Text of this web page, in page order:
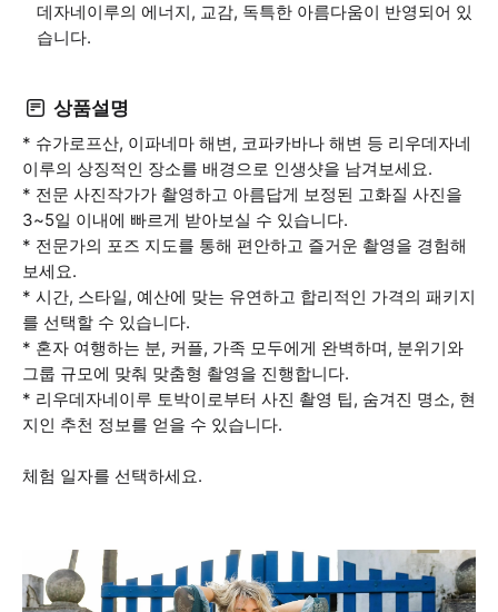
데자네이루의 에너지, 교감, 독특한 아름다움이 반영되어 있
습니다.
상품설명
* 슈가로프산, 이파네마 해변, 코파카바나 해변 등 리우데자네
이루의 상징적인 장소를 배경으로 인생샷을 남겨보세요.
* 전문 사진작가가 촬영하고 아름답게 보정된 고화질 사진을
3~5일 이내에 빠르게 받아보실 수 있습니다.
* 전문가의 포즈 지도를 통해 편안하고 즐거운 촬영을 경험해
보세요.
* 시간, 스타일, 예산에 맞는 유연하고 합리적인 가격의 패키지
를 선택할 수 있습니다.
* 혼자 여행하는 분, 커플, 가족 모두에게 완벽하며, 분위기와
그룹 규모에 맞춰 맞춤형 촬영을 진행합니다.
* 리우데자네이루 토박이로부터 사진 촬영 팁, 숨겨진 명소, 현
지인 추천 정보를 얻을 수 있습니다.
체험 일자를 선택하세요.